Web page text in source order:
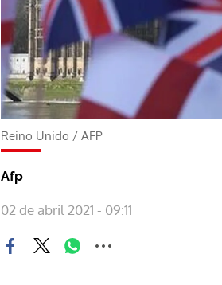
Reino Unido / AFP
Afp
02 de abril 2021 - 09:11